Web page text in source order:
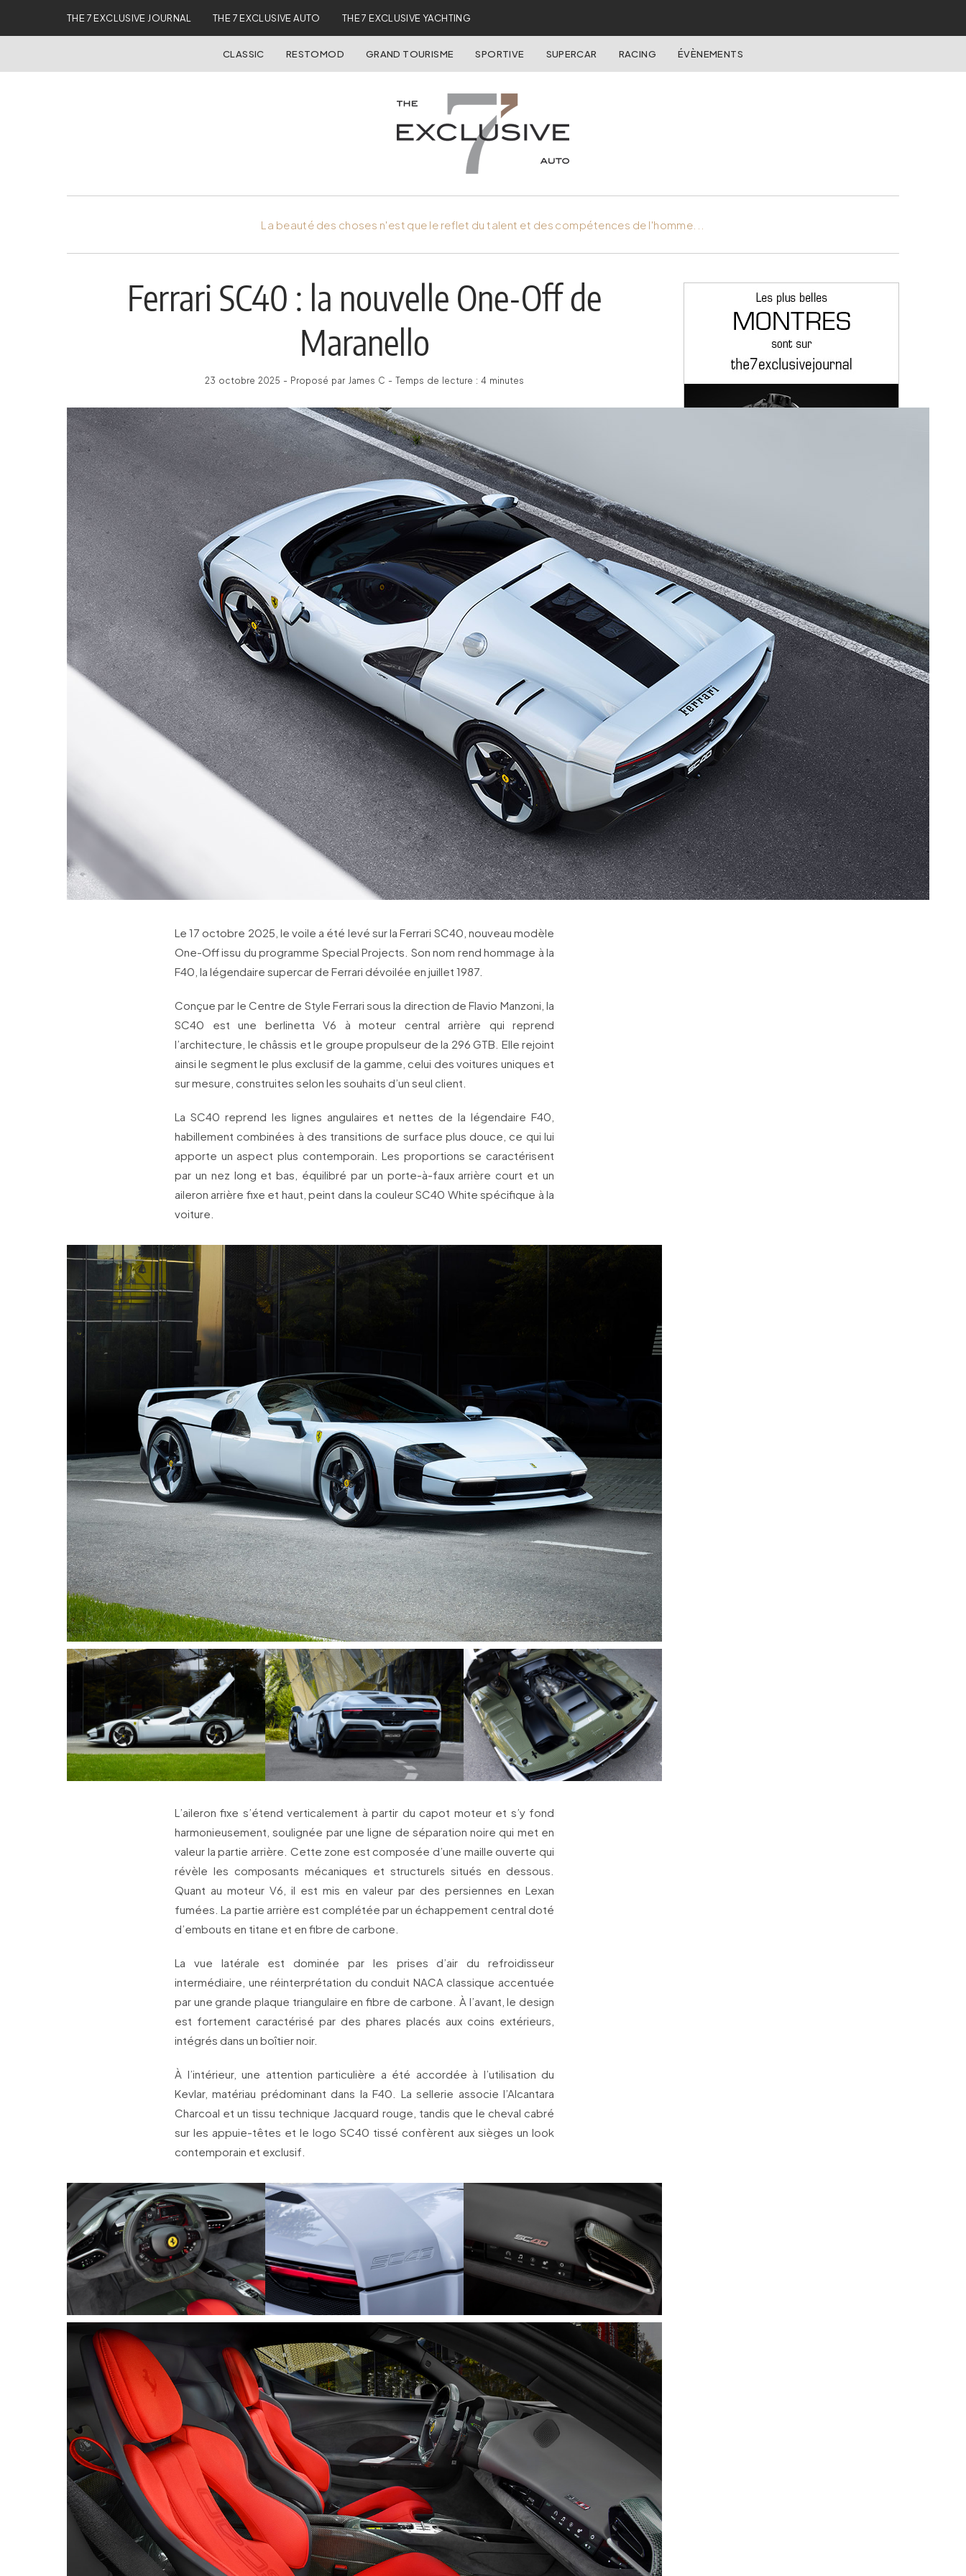
THE 7 EXCLUSIVE JOURNAL THE 7 EXCLUSIVE AUTO THE 7 EXCLUSIVE YACHTING
CLASSIC RESTOMOD GRAND TOURISME SPORTIVE SUPERCAR RACING ÉVÈNEMENTS
La beauté des choses n'est que le reflet du talent et des compétences de l'homme...
Ferrari SC40 : la nouvelle One-Off de
Maranello
23 octobre 2025 - Proposé par James C - Temps de lecture : 4 minutes
Le 17 octobre 2025, le voile a été levé sur la Ferrari SC40, nouveau modèle
One-Off issu du programme Special Projects. Son nom rend hommage à la
F40, la légendaire supercar de Ferrari dévoilée en juillet 1987.
Conçue par le Centre de Style Ferrari sous la direction de Flavio Manzoni, la
SC40 est une berlinetta V6 à moteur central arrière qui reprend
l’architecture, le châssis et le groupe propulseur de la 296 GTB. Elle rejoint
ainsi le segment le plus exclusif de la gamme, celui des voitures uniques et
sur mesure, construites selon les souhaits d’un seul client.
La SC40 reprend les lignes angulaires et nettes de la légendaire F40,
habillement combinées à des transitions de surface plus douce, ce qui lui
apporte un aspect plus contemporain. Les proportions se caractérisent
par un nez long et bas, équilibré par un porte-à-faux arrière court et un
aileron arrière fixe et haut, peint dans la couleur SC40 White spécifique à la
voiture.
L’aileron fixe s’étend verticalement à partir du capot moteur et s’y fond
harmonieusement, soulignée par une ligne de séparation noire qui met en
valeur la partie arrière. Cette zone est composée d’une maille ouverte qui
révèle les composants mécaniques et structurels situés en dessous.
Quant au moteur V6, il est mis en valeur par des persiennes en Lexan
fumées. La partie arrière est complétée par un échappement central doté
d’embouts en titane et en fibre de carbone.
La vue latérale est dominée par les prises d’air du refroidisseur
intermédiaire, une réinterprétation du conduit NACA classique accentuée
par une grande plaque triangulaire en fibre de carbone. À l’avant, le design
est fortement caractérisé par des phares placés aux coins extérieurs,
intégrés dans un boîtier noir.
À l’intérieur, une attention particulière a été accordée à l’utilisation du
Kevlar, matériau prédominant dans la F40. La sellerie associe l’Alcantara
Charcoal et un tissu technique Jacquard rouge, tandis que le cheval cabré
sur les appuie-têtes et le logo SC40 tissé confèrent aux sièges un look
contemporain et exclusif.